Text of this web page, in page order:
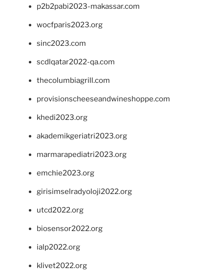
p2b2pabi2023-makassar.com
wocfparis2023.org
sinc2023.com
scdlqatar2022-qa.com
thecolumbiagrill.com
provisionscheeseandwineshoppe.com
khedi2023.org
akademikgeriatri2023.org
marmarapediatri2023.org
emchie2023.org
girisimselradyoloji2022.org
utcd2022.org
biosensor2022.org
ialp2022.org
klivet2022.org